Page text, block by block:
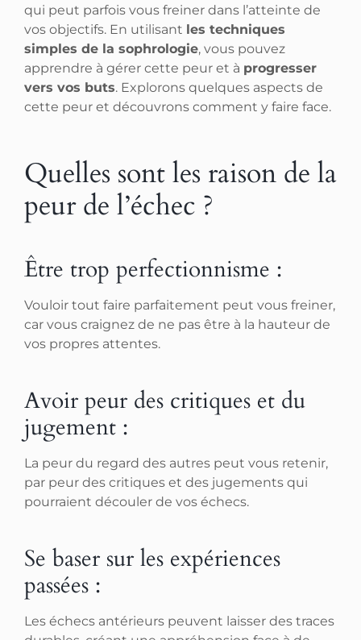
qui peut parfois vous freiner dans l’atteinte de
vos objectifs. En utilisant les techniques
simples de la sophrologie, vous pouvez
apprendre à gérer cette peur et à progresser
vers vos buts. Explorons quelques aspects de
cette peur et découvrons comment y faire face.
Quelles sont les raison de la
peur de l’échec ?
Être trop perfectionnisme :
Vouloir tout faire parfaitement peut vous freiner,
car vous craignez de ne pas être à la hauteur de
vos propres attentes.
Avoir peur des critiques et du
jugement :
La peur du regard des autres peut vous retenir,
par peur des critiques et des jugements qui
pourraient découler de vos échecs.
Se baser sur les expériences
passées :
Les échecs antérieurs peuvent laisser des traces